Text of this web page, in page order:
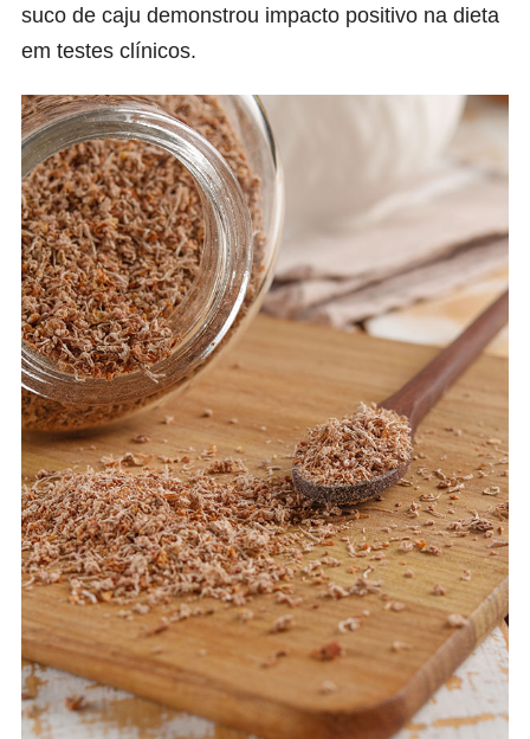
suco de caju demonstrou impacto positivo na dieta
em testes clínicos.